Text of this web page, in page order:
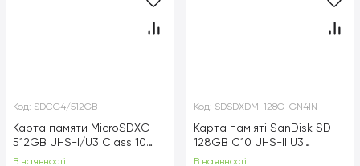
Код: SDCG4/512GB
Карта памяти MicroSDXC
512GB UHS-I/U3 Class 10
Kingston Canvas Go! Plus
В наявності
Код: SDSDXDM-128G-GN4IN
Карта пам'яті SanDisk SD
128GB C10 UHS-II U3
R300/W300MB/s Extreme
В наявності